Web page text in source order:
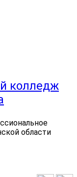
колледж
области